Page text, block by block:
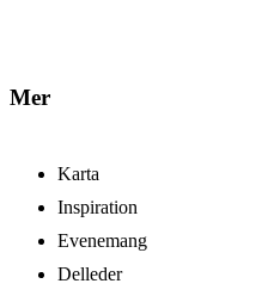
Mer
Karta
Inspiration
Evenemang
Delleder